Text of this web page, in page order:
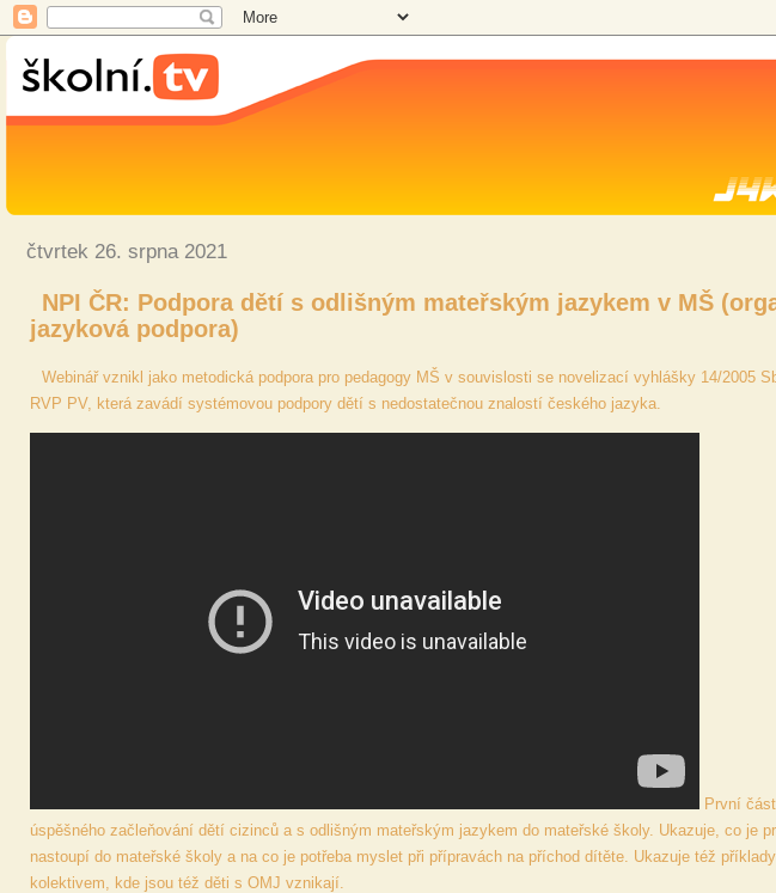
čtvrtek 26. srpna 2021
NPI ČR: Podpora dětí s odlišným mateřským jazykem v MŠ
jazyková podpora)
Webinář vznikl jako metodická podpora pro pedagogy MŠ v souvislosti se novelizací vyhlášky 14/2005
RVP PV, která zavádí systémovou podpory dětí s nedostatečnou znalostí českého jazyka.
První
úspěšného začleňování dětí cizinců a s odlišným mateřským jazykem do mateřské školy. Ukazuje, co je
nastoupí do mateřské školy a na co je potřeba myslet při přípravách na příchod dítěte. Ukazuje též
kolektivem, kde jsou též děti s OMJ vznikají.